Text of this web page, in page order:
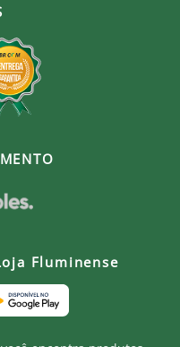
Fluminense